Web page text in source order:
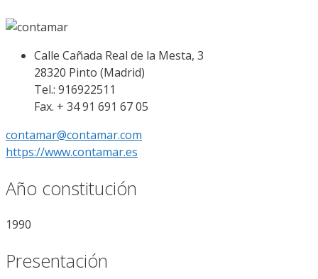
Calle Cañada Real de la Mesta, 3
28320 Pinto (Madrid)
Tel.: 916922511
Fax. + 34 91 691 67 05
contamar@contamar.com
https://www.contamar.es
Año constitución
1990
Presentación